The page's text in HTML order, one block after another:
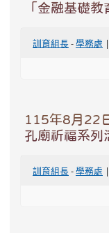
「金融基礎
訓育組長-學務處
115年8月22
孔廟祈福系列
訓育組長-學務處